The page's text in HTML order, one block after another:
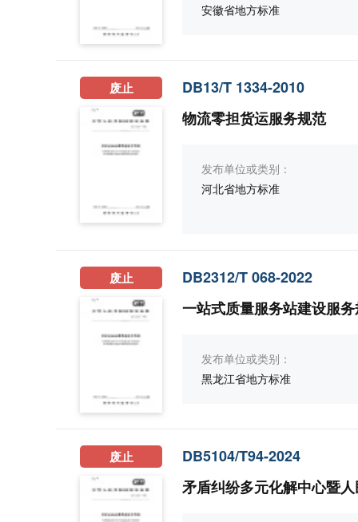
安徽省地方标准
废止
DB13/T 1334-2010
物流零担货运服务规范
发布单位或类别：
河北省地方标准
废止
DB2312/T 068-2022
一站式质量服务站建设服
发布单位或类别：
黑龙江省地方标准
废止
DB5104/T94-2024
矛盾纠纷多元化解中心暨